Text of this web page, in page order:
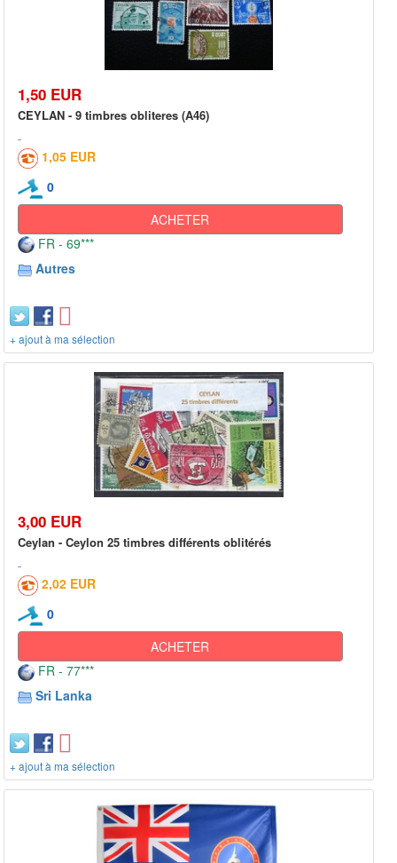
1,50 EUR
CEYLAN - 9 timbres obliteres (A46)
1,05 EUR
0
ACHETER
FR - 69***
Autres
+ ajout à ma sélection
3,00 EUR
Ceylan - Ceylon 25 timbres différents oblitérés
2,02 EUR
0
ACHETER
FR - 77***
Sri Lanka
+ ajout à ma sélection